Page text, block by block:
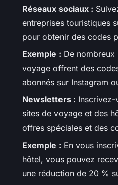
Réseaux sociaux :
entreprises touristiques
pour obtenir des codes
Exemple : De nombreux
voyage offrent des
abonnés sur Instagram
Newsletters : Inscrivez-
sites de voyage et des
offres spéciales et des
Exemple : En vous
hôtel, vous pouvez
une réduction de 20 %